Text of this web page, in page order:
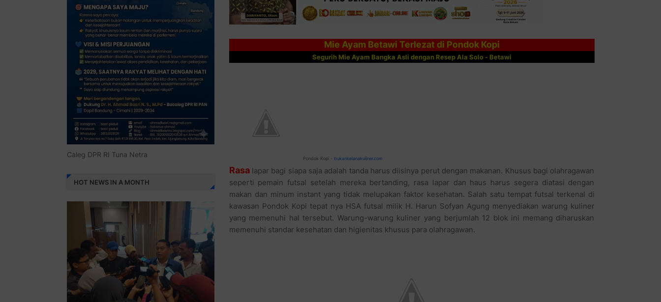
Mie Ayam Betawi Terlezat di Pondok Kopi
Segurih Mie Ayam Bangka Asli dengan Resep Ala Solo - Betawi
Pondok Kopi - bukankelanakuliner.com
Rasalapar bagi siapa saja adalah tanda harus diisinya perut dengan makanan. Khusus bagi olahragawan
seperti pemain futsal setelah mereka bertanding, rasa lapar dan haus harus segera diatasi dengan
makan dan minum instant yang tidak melupakan faktor kesehatan. Salah satu tempat futsal terkenal di
kawasan Pondok Kopi tepat nya HSA futsal milik H. Harun Sofyan Agung menyediakan warung kuliner
yang memenuhi hal tersebut. Warung-warung kuliner yang berjumlah 12 blok ini memang diharuskan
memenuhi standar kesehatan dan higienitas khusus para olahragawan.
Caleg DPR RI Tuna Netra
HOT NEWS IN A MONTH